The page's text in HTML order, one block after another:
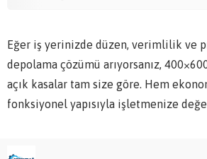
Eğer iş yerinizde düzen, verimlilik ve
depolama çözümü arıyorsanız,
açık kasalar tam size göre. Hem
fonksiyonel yapısıyla işletmenize